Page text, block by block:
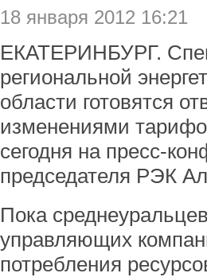
18 января 2012 16:21
ЕКАТЕРИНБУРГ.
региональной
области готовятся
изменениями
сегодня на пресс-
председателя РЭК
Пока
управляющих
потребления